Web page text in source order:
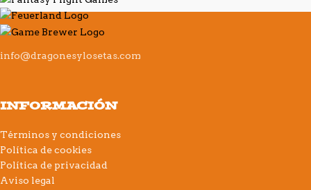
info@dragonesylosetas.com
INFORMACIÓN
Términos y condiciones
Política de cookies
Política de privacidad
Aviso legal